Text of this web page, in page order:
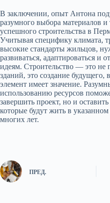
В заключении, опыт Антона
разумного выбора материалов и
успешного строительства в
Учитывая специфику климата,
высокие стандарты жильцов,
развиваться, адаптироваться и
идеям. Строительство — это не
зданий, это создание будущего,
элемент имеет значение.
использованию ресурсов
завершить проект, но и
которые будут жить в
многих лет.
ПРЕД.